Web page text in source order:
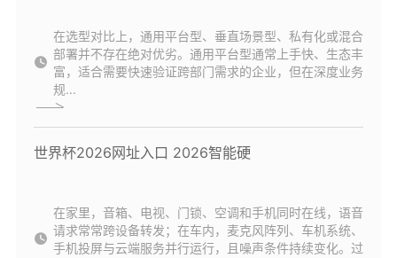
在选型对比上，通用平台型、垂直场景型、私有化或混合
部署并不存在绝对优劣。通用平台型通常上手快、生态丰
富，适合需要快速验证跨部门需求的企业，但在深度业务
规...
世界杯2026网址入口 2026智能硬
在家里，音箱、电视、门锁、空调和手机同时在线，语音
请求常常跨设备转发；在车内，麦克风阵列、车机系统、
手机投屏与云端服务并行运行，且噪声条件持续变化。过